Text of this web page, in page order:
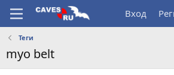
Вход
Теги
myo belt